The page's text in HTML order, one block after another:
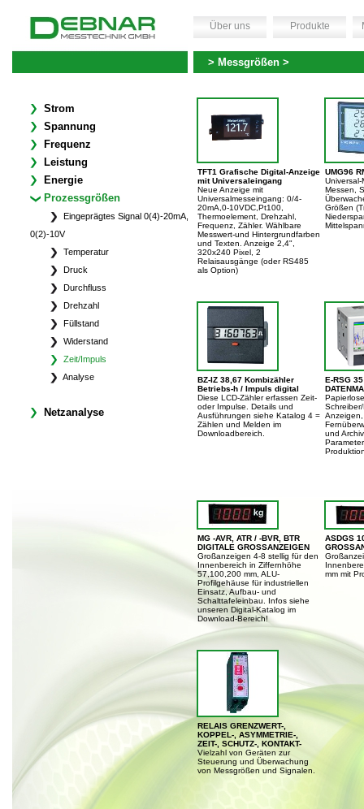
> Messgrößen >
Über uns Produkte
Strom
Spannung
Frequenz
Leistung
Energie
Prozessgrößen
Eingeprägtes Signal 0(4)-20mA,
0(2)-10V
Temperatur
Druck
Durchfluss
Drehzahl
Füllstand
Widerstand
Zeit/Impuls
Analyse
Netzanalyse
TFT1 Grafische Digital-Anzeige
mit Universaleingang
Neue Anzeige mit
Universalmesseingang: 0/4-
20mA,0-10VDC,Pt100,
Thermoelement, Drehzahl,
Frequenz, Zähler. Wählbare
Messwert-und Hintergrundfarben
und Texten. Anzeige 2,4",
320x240 Pixel, 2
Relaisausgänge (oder RS485
als Option)
UMG96
Universal-
Messen,
Größen
BZ-IZ 38,67 Kombizähler
Betriebs-h / Impuls digital
Diese LCD-Zähler erfassen Zeit-
oder Impulse. Details und
Ausführungen siehe Katalog 4 =
Zählen und Melden im
Downloadbereich.
E-RSG
und
MG -AVR, ATR / -BVR, BTR
DIGITALE GROSSANZEIGEN
Großanzeigen 4-8 stellig für den
Innenbereich in Ziffernhöhe
57,100,200 mm, ALU-
Profilgehäuse für industriellen
Einsatz, Aufbau- und
Schalttafeleinbau. Infos siehe
unseren Digital-Katalog im
Download-Bereich!
ASDGS
mm mit
RELAIS GRENZWERT-,
KOPPEL-, ASYMMETRIE-,
ZEIT-, SCHUTZ-, KONTAKT-
Vielzahl von Geräten zur
Steuerung und Überwachung
von Messgrößen und Signalen.